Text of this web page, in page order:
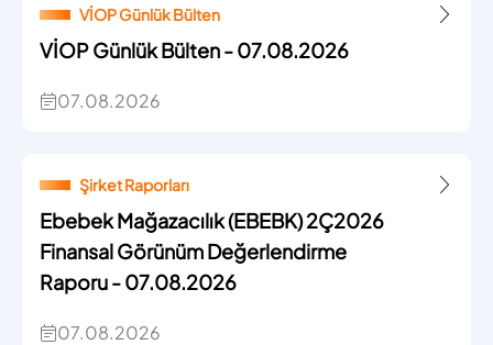
VİOP Günlük Bülten
VİOP Günlük Bülten - 07.08.2026
07.08.2026
Şirket Raporları
Ebebek Mağazacılık (EBEBK) 2Ç2026
Finansal Görünüm Değerlendirme
Raporu - 07.08.2026
07.08.2026